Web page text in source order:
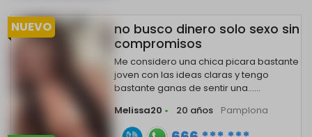
NUEVO
no busco dinero solo sexo sin
compromisos
Me considero una chica picara bastante
joven con las ideas claras y tengo
bastante ganas de sentir una......
Melissa20 • 20 años Pamplona